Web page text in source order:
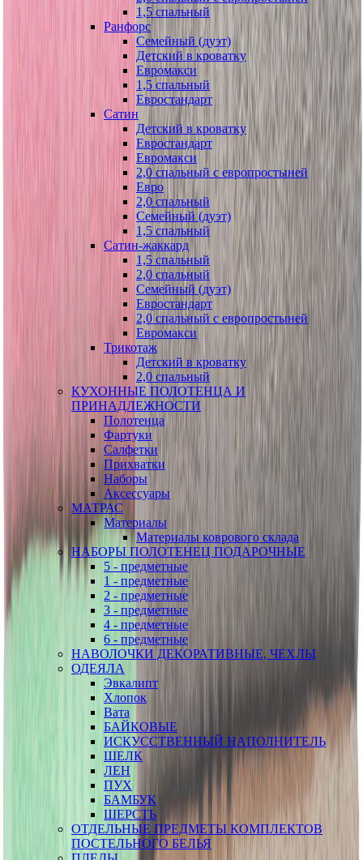
1,5 спальный
Ранфорс
Семейный (дуэт)
Детский в кроватку
Евромакси
1,5 спальный
Евростандарт
Сатин
Детский в кроватку
Евростандарт
Евромакси
2,0 спальный с европростыней
Евро
2,0 спальный
Семейный (дуэт)
1,5 спальный
Сатин-жаккард
1,5 спальный
2,0 спальный
Семейный (дуэт)
Евростандарт
2,0 спальный с европростыней
Евромакси
Трикотаж
Детский в кроватку
2,0 спальный
КУХОННЫЕ ПОЛОТЕНЦА И
ПРИНАДЛЕЖНОСТИ
Полотенца
Фартуки
Салфетки
Прихватки
Наборы
Аксессуары
МАТРАС
Материалы
Материалы коврового склада
НАБОРЫ ПОЛОТЕНЕЦ ПОДАРОЧНЫЕ
5 - предметные
1 - предметные
2 - предметные
3 - предметные
4 - предметные
6 - предметные
НАВОЛОЧКИ ДЕКОРАТИВНЫЕ, ЧЕХЛЫ
ОДЕЯЛА
Эвкалипт
Хлопок
Вата
БАЙКОВЫЕ
ИСКУССТВЕННЫЙ НАПОЛНИТЕЛЬ
ШЕЛК
ЛЕН
ПУХ
БАМБУК
ШЕРСТЬ
ОТДЕЛЬНЫЕ ПРЕДМЕТЫ КОМПЛЕКТОВ
ПОСТЕЛЬНОГО БЕЛЬЯ